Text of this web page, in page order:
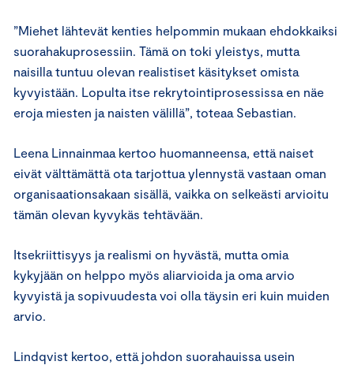
”Miehet lähtevät kenties helpommin mukaan ehdokkaiksi
suorahakuprosessiin. Tämä on toki yleistys, mutta
naisilla tuntuu olevan realistiset käsitykset omista
kyvyistään. Lopulta itse rekrytointiprosessissa en näe
eroja miesten ja naisten välillä”, toteaa Sebastian.
Leena Linnainmaa kertoo huomanneensa, että naiset
eivät välttämättä ota tarjottua ylennystä vastaan oman
organisaationsakaan sisällä, vaikka on selkeästi arvioitu
tämän olevan kyvykäs tehtävään.
Itsekriittisyys ja realismi on hyvästä, mutta omia
kykyjään on helppo myös aliarvioida ja oma arvio
kyvyistä ja sopivuudesta voi olla täysin eri kuin muiden
arvio.
Lindqvist kertoo, että johdon suorahauissa usein